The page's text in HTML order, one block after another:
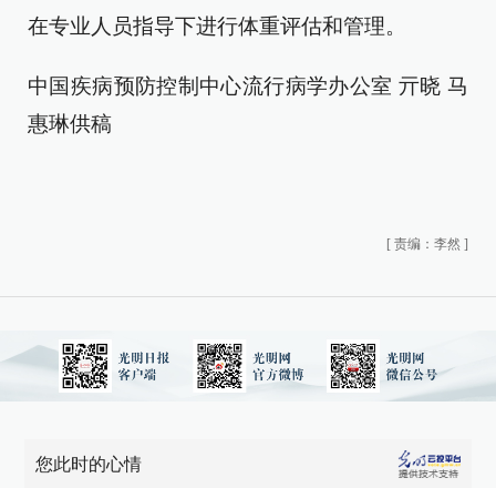
在专业人员指导下进行体重评估和管理。
中国疾病预防控制中心流行病学办公室 亓晓 马
惠琳供稿
[ 责编：李然 ]
您此时的心情